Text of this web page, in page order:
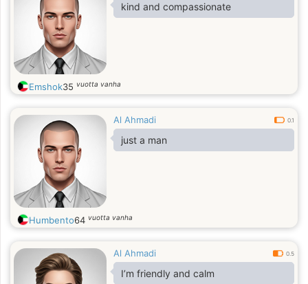
kind and compassionate
Emshok35 vuotta vanha
Al Ahmadi 0.1
just a man
Humbento64 vuotta vanha
Al Ahmadi 0.5
I’m friendly and calm